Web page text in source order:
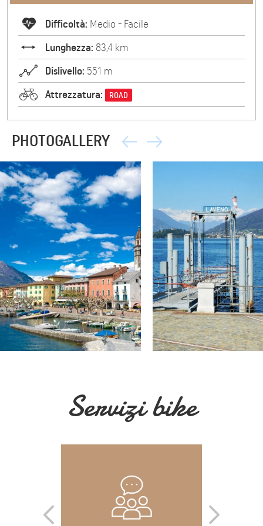
Difficoltà: Medio - Facile
Lunghezza: 83,4 km
Dislivello: 551 m
Attrezzatura:
ROAD
PHOTOGALLERY
Servizi bike